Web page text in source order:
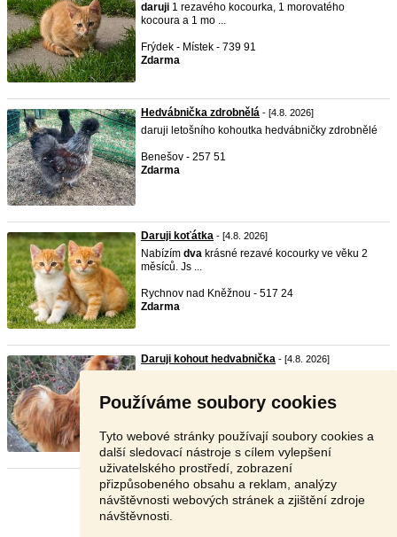
Používáme soubory cookies
Tyto webové stránky používají soubory cookies a
další sledovací nástroje s cílem vylepšení
uživatelského prostředí, zobrazení
přizpůsobeného obsahu a reklam, analýzy
návštěvnosti webových stránek a zjištění zdroje
návštěvnosti.
daruji 1 rezavého kocourka, 1 morovatého
kocoura a 1 mo ...
Frýdek - Místek - 739 91
Zdarma
Hedvábnička zdrobnělá - [4.8. 2026]
daruji letošního kohoutka hedvábničky zdrobnělé
Benešov - 257 51
Zdarma
Daruji koťátka - [4.8. 2026]
Nabízím dva krásné rezavé kocourky ve věku 2
měsíců. Js ...
Rychnov nad Kněžnou - 517 24
Zdarma
Daruji kohout hedvabnička - [4.8. 2026]
Zdarma
Stránka: 1 2 3 Další